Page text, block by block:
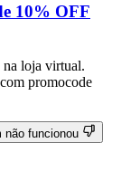
10% OFF
loja virtual.
promocode
não funcionou